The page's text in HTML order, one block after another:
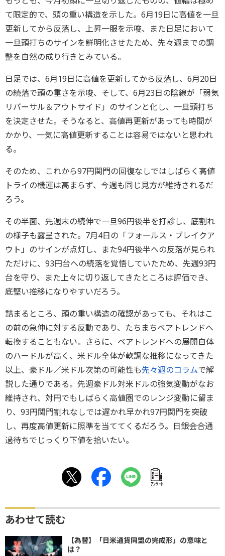
て限定的で、頭の重い構造を示した。6月19日に高値を一旦
更新してから反落し、上昇一服を示唆、また日足において
一旦頭打ちのサインを鮮明化させたため、先々週までの調
整を自然の成り行きとみている。
日足では、6月19日に高値を更新してから反落し、6月20日
の続落で頭の重さを示唆、そして、6月23日の陰線が「弱気
リバーサル＆アウトサイド」のサインと化し、一旦頭打ち
を決定させた。そうなると、高値再更新があっても時間が
かかり、一気に高値更新することは容易ではないと思われ
る。
そのため、これから97円関門の回復なしではしばらく高値
トライの機運は高まらず、今週も同じ見方が維持されるだ
ろう。
その半面、先週末の続伸で一旦96円後半を打診し、底割れ
の様子も露呈された。7月4日の「フォールス・ブレイクア
ウト」のサインが点灯し、また94円後半への反落が見られ
ただけに、93円台への続落を覚悟していたため、先週93円
台を守り、また上々に切り返してきたところは評価でき、
底堅い推移になりやすいだろう。
詰まるところ、頭の重い構造の確認があっても、それはこ
の前の急伸に対する反動であり、たちまちベアトレンドへ
転換することもない。さらに、ベアトレンドへの展開自体
のハードルが高く、米ドル全体が軟調な推移になってきた
以上、豪ドル／米ドル次第の可能性も先々週のコラムで解
説した通りである。先週豪ドル対米ドルの強気変動がなお
維持され、対円でもしばらく高値圏でのレンジ変動に留ま
り、93円関門割れなしでは遅かれ早かれ97円関門を突破
し、再度高値更新に照準を当ててくるだろう。日銀会合通
過待ちでじっくり下値を拾いたい。
ｱﾝｹｰﾄ
あわせて読む
【為替】「日米通貨同盟の完成形」の意味と
は？